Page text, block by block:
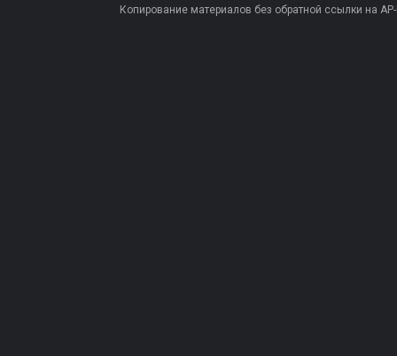
Копирование материалов без обратной ссылки на